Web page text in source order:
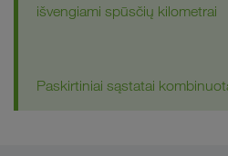
išvengiami spūsčių kilometrai
Paskirtiniai sąstatai